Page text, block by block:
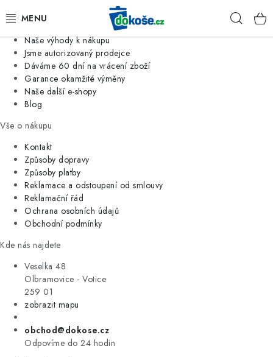
Jsme tradiční česká firma
Naše výhody k nákupu
Jsme autorizovaný prodejce
Dáváme 60 dní na vrácení zboží
Garance okamžité výměny
Naše další e-shopy
Blog
Vše o nákupu
Kontakt
Způsoby dopravy
Způsoby platby
Reklamace a odstoupení od smlouvy
Reklamační řád
Ochrana osobních údajů
Obchodní podmínky
Kde nás najdete
Veselka 48
Olbramovice - Votice
259 01
zobrazit mapu
obchod@dokose.cz
Odpovíme do 24 hodin
KOŠE
SÁČKY
KUCHYNĚ
ORGANIZACE
DOMÁCNOST
ÚKLID
VÝPRODEJ
ZNAČKY
Úvod Kontakt Blog